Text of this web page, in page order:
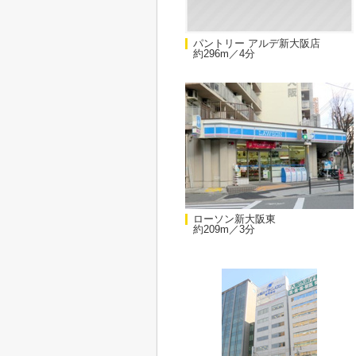
パントリー アルデ新大阪店
約296m／4分
ローソン新大阪東
約209m／3分